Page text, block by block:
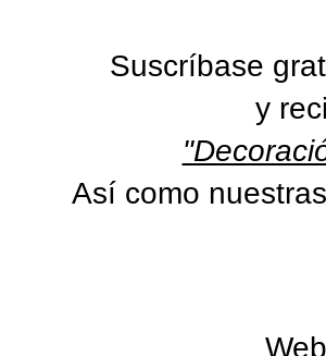
Suscríbase
y
Así como